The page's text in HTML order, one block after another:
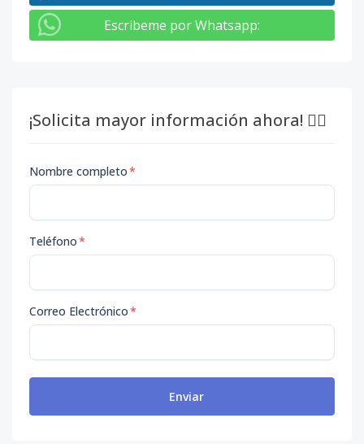
Escribeme por Whatsapp:
¡Solicita mayor información ahora! 👇🏽
Nombre completo*
Teléfono*
Correo Electrónico*
Enviar